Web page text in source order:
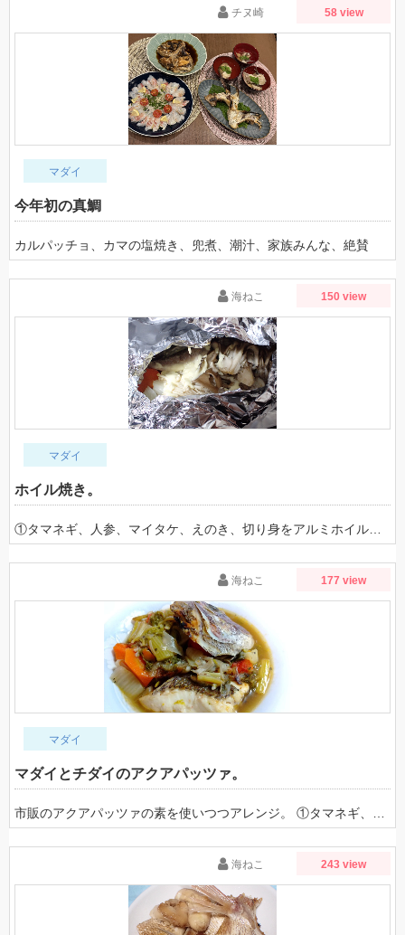
チヌ崎 58 view
マダイ
今年初の真鯛
カルパッチョ、カマの塩焼き、兜煮、潮汁、家族みんな、絶賛
海ねこ 150 view
マダイ
ホイル焼き。
海ねこ 177 view
マダイ
マダイとチダイのアクアパッツァ。
海ねこ 243 view